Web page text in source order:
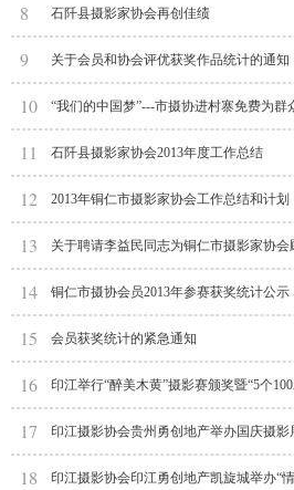
8 石阡县摄影家协会再创佳绩
9 关于会员和协会评优获奖作品统计的通知
10 “我们的中国梦”---市摄协进村寨免费为群
11 石阡县摄影家协会2013年度工作总结
12 2013年铜仁市摄影家协会工作总结和计划
13 关于聘请李益民同志为铜仁市摄影家协会
14 铜仁市摄协会员2013年参赛获奖统计公示
15 会员获奖统计的紧急通知
16 印江举行“醉美木黄”摄影赛颁奖暨“5个
17 印江摄影协会贵州勇创地产举办国庆摄影
18 印江摄影协会印江勇创地产凯旋城举办“